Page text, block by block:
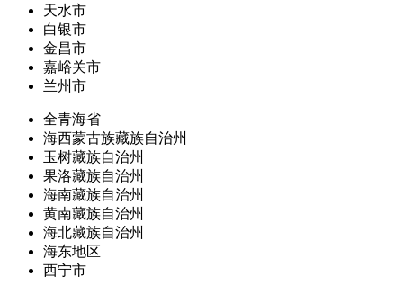
天水市
白银市
金昌市
嘉峪关市
兰州市
全青海省
海西蒙古族藏族自治州
玉树藏族自治州
果洛藏族自治州
海南藏族自治州
黄南藏族自治州
海北藏族自治州
海东地区
西宁市